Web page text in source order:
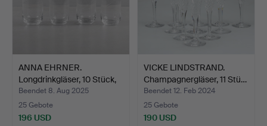
ANNA EHRNER.
Longdrinkgläser, 10 Stück,
„L…
Beendet 8. Aug 2025
25 Gebote
196 USD
VICKE LINDSTRAND.
Champagnergläser, 11 Stü…
Beendet 12. Feb 2024
25 Gebote
190 USD